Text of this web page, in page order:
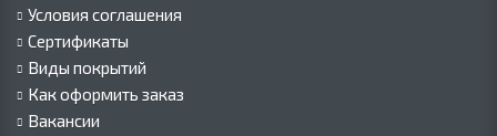
Условия соглашения
Сертификаты
Виды покрытий
Как оформить заказ
Вакансии